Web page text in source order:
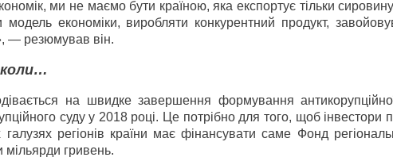
ми не маємо бути країною, яка експортує тільки
модель економіки, виробляти конкурентний продукт,
— резюмував він.
на швидке завершення формування
суду у 2018 році. Це потрібно для того, щоб інвестори
регіонів країни має фінансувати саме Фонд
мільярди гривень.